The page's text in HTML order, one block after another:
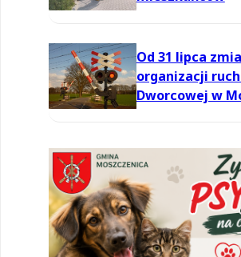
Od 31 lipca
organizacji
Dworcowej w